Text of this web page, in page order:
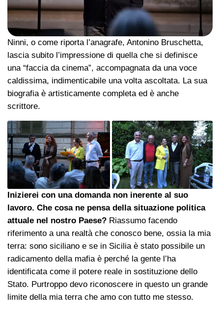
Ninni, o come riporta l’anagrafe, Antonino Bruschetta,
lascia subito l’impressione di quella che si definisce
una “faccia da cinema”, accompagnata da una voce
caldissima, indimenticabile una volta ascoltata. La sua
biografia è artisticamente completa ed è anche
scrittore.
Inizierei con una domanda non inerente al suo
lavoro. Che cosa ne pensa della situazione politica
attuale nel nostro Paese? Riassumo facendo
riferimento a una realtà che conosco bene, ossia la mia
terra: sono siciliano e se in Sicilia è stato possibile un
radicamento della mafia è perché la gente l’ha
identificata come il potere reale in sostituzione dello
Stato. Purtroppo devo riconoscere in questo un grande
limite della mia terra che amo con tutto me stesso.